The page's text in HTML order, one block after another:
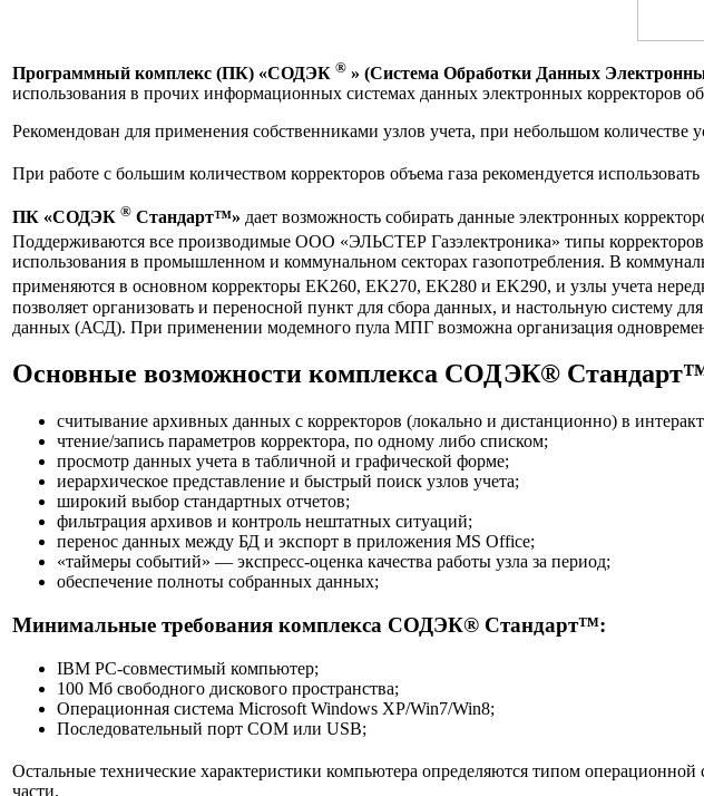
Программный комплекс (ПК) «СОДЭК ® » (Система Обработки Данных
использования в прочих информационных системах данных электронных корректоров
Рекомендован для применения собственниками узлов учета, при небольшом количестве
При работе с большим количеством корректоров объема газа рекомендуется
ПК «СОДЭК ® Стандарт™» дает возможность собирать данные электронных
Поддерживаются все производимые ООО «ЭЛЬСТЕР Газэлектроника» типы
использования в промышленном и коммунальном секторах газопотребления. В
применяются в основном корректоры EK260, EK270, EK280 и EK290, и узлы учета
позволяет организовать и переносной пункт для сбора данных, и настольную систему
данных (АСД). При применении модемного пула МПГ возможна организация
Основные возможности комплекса СОДЭК®
считывание архивных данных с корректоров (локально и дистанционно) в
чтение/запись параметров корректора, по одному либо списком;
просмотр данных учета в табличной и графической форме;
иерархическое представление и быстрый поиск узлов учета;
широкий выбор стандартных отчетов;
фильтрация архивов и контроль нештатных ситуаций;
перенос данных между БД и экспорт в приложения MS Office;
«таймеры событий» — экспресс-оценка качества работы узла за период;
обеспечение полноты собранных данных;
Минимальные требования комплекса СОДЭК® Стандарт™:
IBM PC-совместимый компьютер;
100 Мб свободного дискового пространства;
Операционная система Microsoft Windows XP/Win7/Win8;
Последовательный порт COM или USB;
Остальные технические характеристики компьютера определяются типом
части.